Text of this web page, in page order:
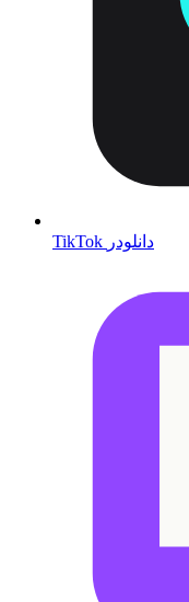
TikTok دانلودر